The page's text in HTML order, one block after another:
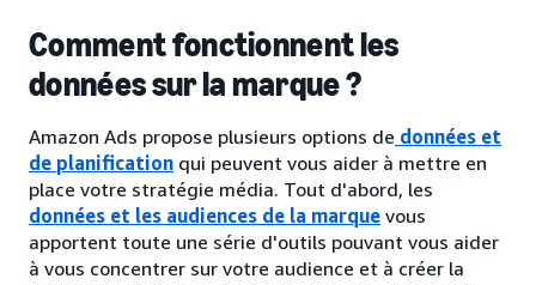
Comment fonctionnent les
données sur la marque ?
Amazon Ads propose plusieurs options de données et
de planification qui peuvent vous aider à mettre en
place votre stratégie média. Tout d'abord, les
données et les audiences de la marque vous
apportent toute une série d'outils pouvant vous aider
à vous concentrer sur votre audience et à créer la